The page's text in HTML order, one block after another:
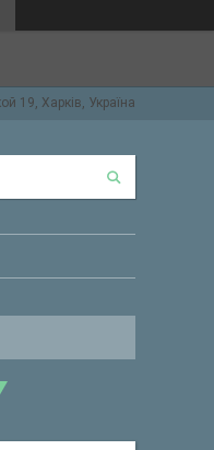
19, Харків, Україна